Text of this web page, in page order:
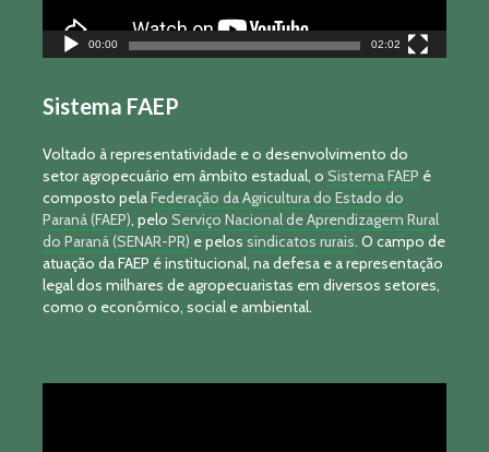
00:00 02:02
Sistema FAEP
Voltado à representatividade e o desenvolvimento do
setor agropecuário em âmbito estadual, o Sistema FAEP é
composto pelaFederação da Agricultura do Estado do
Paraná (FAEP), pelo Serviço Nacional de Aprendizagem Rural
do Paraná (SENAR-PR) e pelos sindicatos rurais. O campo de
atuação da FAEP é institucional, na defesa e a representação
legal dos milhares de agropecuaristas em diversos setores,
como o econômico, social e ambiental.